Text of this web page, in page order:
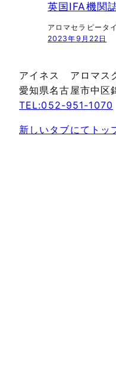
英国IFA機関
アロマセラピータ
2023年9月22日
アイネス アロマス
愛知県名古屋市中
TEL:052-951-1070
新しいタブにてトッ